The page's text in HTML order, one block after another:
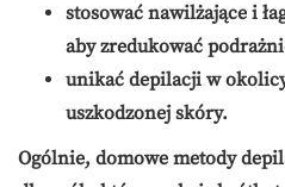
stosować nawilżające i
aby zredukować
unikać depilacji w
uszkodzonej skóry.
Ogólnie, domowe metody